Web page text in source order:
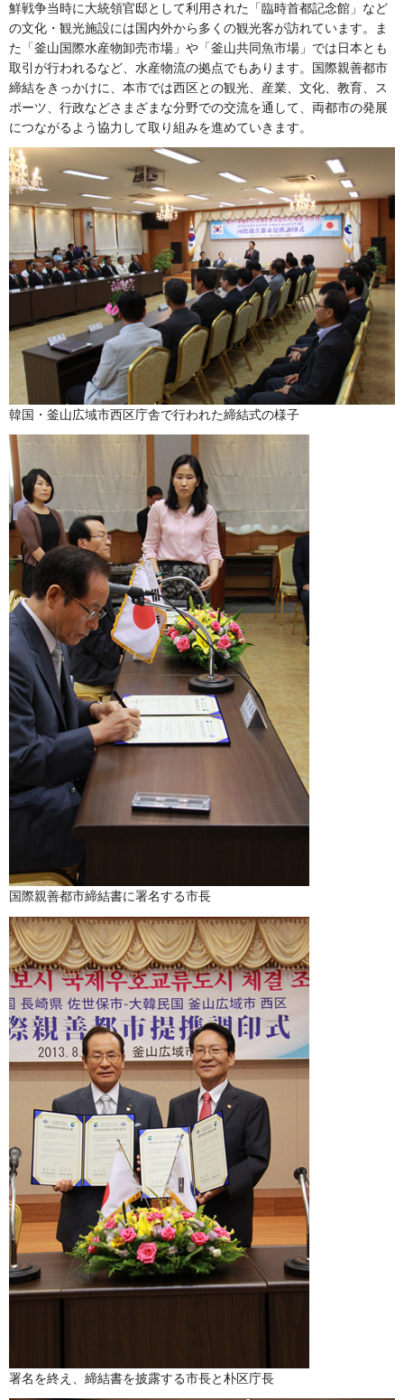
鮮戦争当時に大統領官邸として利用された「臨時首都記念館」など
の文化・観光施設には国内外から多くの観光客が訪れています。ま
た「釜山国際水産物卸売市場」や「釜山共同魚市場」では日本とも
取引が行われるなど、水産物流の拠点でもあります。国際親善都市
締結をきっかけに、本市では西区との観光、産業、文化、教育、ス
ポーツ、行政などさまざまな分野での交流を通して、両都市の発展
につながるよう協力して取り組みを進めていきます。
韓国・釜山広域市西区庁舎で行われた締結式の様子
国際親善都市締結書に署名する市長
署名を終え、締結書を披露する市長と朴区庁長